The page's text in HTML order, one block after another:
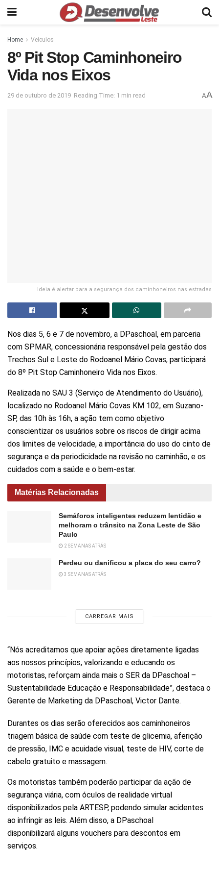
Home Veículos
8º Pit Stop Caminhoneiro
Vida nos Eixos
29 de outubro de 2019 Reading Time: 1 min read AA
Ideia é alertar para a segurança dos caminhoneiros nas estradas
Nos dias 5, 6 e 7 de novembro, a DPaschoal, em parceria
com SPMAR, concessionária responsável pela gestão dos
Trechos Sul e Leste do Rodoanel Mário Covas, participará
do 8º Pit Stop Caminhoneiro Vida nos Eixos.
Realizada no SAU 3 (Serviço de Atendimento do Usuário),
localizado no Rodoanel Mário Covas KM 102, em Suzano-
SP, das 10h às 16h, a ação tem como objetivo
conscientizar os usuários sobre os riscos de dirigir acima
dos limites de velocidade, a importância do uso do cinto de
segurança e da periodicidade na revisão no caminhão, e os
cuidados com a saúde e o bem-estar.
Matérias Relacionadas
Semáforos inteligentes reduzem lentidão e
melhoram o trânsito na Zona Leste de São
Paulo
2 SEMANAS ATRÁS
Perdeu ou danificou a placa do seu carro?
3 SEMANAS ATRÁS
CARREGAR MAIS
“Nós acreditamos que apoiar ações diretamente ligadas
aos nossos princípios, valorizando e educando os
motoristas, reforçam ainda mais o SER da DPaschoal –
Sustentabilidade Educação e Responsabilidade”, destaca o
Gerente de Marketing da DPaschoal, Victor Dante.
Durantes os dias serão oferecidos aos caminhoneiros
triagem básica de saúde com teste de glicemia, aferição
de pressão, IMC e acuidade visual, teste de HIV, corte de
cabelo gratuito e massagem.
Os motoristas também poderão participar da ação de
segurança viária, com óculos de realidade virtual
disponibilizados pela ARTESP, podendo simular acidentes
ao infringir as leis. Além disso, a DPaschoal
disponibilizará alguns vouchers para descontos em
serviços.